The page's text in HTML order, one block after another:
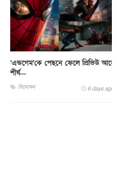
‘এন্ডগেম’কে পেছনে ফেলে প্রিভিউ আয়ে
শীর্ষ...
বিনোদন 6 days ago